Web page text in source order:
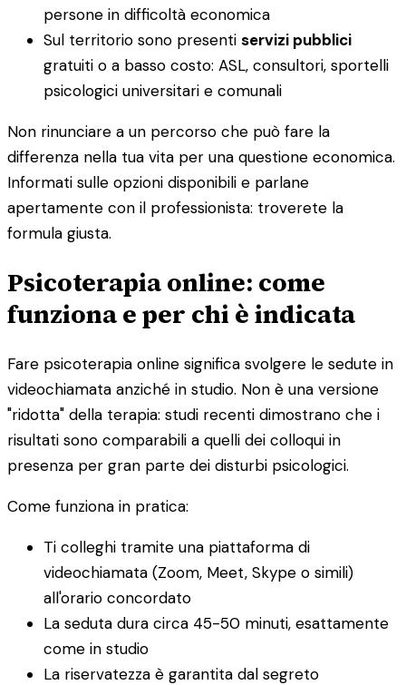
persone in difficoltà economica
Sul territorio sono presenti servizi pubblici
gratuiti o a basso costo: ASL, consultori, sportelli
psicologici universitari e comunali
Non rinunciare a un percorso che può fare la
differenza nella tua vita per una questione economica.
Informati sulle opzioni disponibili e parlane
apertamente con il professionista: troverete la
formula giusta.
Psicoterapia online: come
funziona e per chi è indicata
Fare psicoterapia online significa svolgere le sedute in
videochiamata anziché in studio. Non è una versione
"ridotta" della terapia: studi recenti dimostrano che i
risultati sono comparabili a quelli dei colloqui in
presenza per gran parte dei disturbi psicologici.
Come funziona in pratica:
Ti colleghi tramite una piattaforma di
videochiamata (Zoom, Meet, Skype o simili)
all'orario concordato
La seduta dura circa 45-50 minuti, esattamente
come in studio
La riservatezza è garantita dal segreto